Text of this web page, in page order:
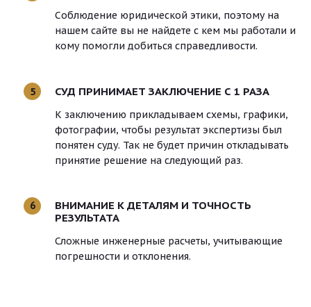
Соблюдение юридической этики, поэтому на
нашем сайте вы не найдете с кем мы работали и
кому помогли добиться справедливости.
5 СУД ПРИНИМАЕТ ЗАКЛЮЧЕНИЕ С 1 РАЗА
К заключению прикладываем схемы, графики,
фотографии, чтобы результат экспертизы был
понятен суду. Так не будет причин откладывать
принятие решение на следующий раз.
6
ВНИМАНИЕ К ДЕТАЛЯМ И ТОЧНОСТЬ
РЕЗУЛЬТАТА
Сложные инженерные расчеты, учитывающие
погрешности и отклонения.